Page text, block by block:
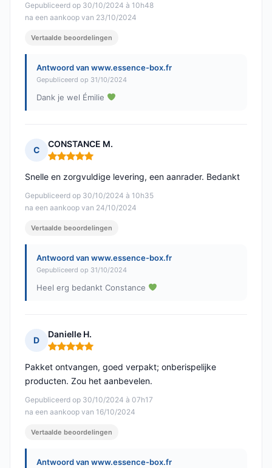
Gepubliceerd op 30/10/2024 à 10h48
na een aankoop van 23/10/2024
Vertaalde beoordelingen
Antwoord van www.essence-box.fr
Gepubliceerd op 31/10/2024
Dank je wel Émilie
C
CONSTANCE M.
Opmerking: 5 van 5
Gepubliceerd op 30/10/2024 à 10h35
na een aankoop van 24/10/2024
Snelle en zorgvuldige levering, een aanrader. Bedankt
Vertaalde beoordelingen
Antwoord van www.essence-box.fr
Gepubliceerd op 31/10/2024
Heel erg bedankt Constance
D
Danielle H.
Opmerking: 5 van 5
Gepubliceerd op 30/10/2024 à 07h17
na een aankoop van 16/10/2024
Pakket ontvangen, goed verpakt; onberispelijke
producten. Zou het aanbevelen.
Vertaalde beoordelingen
Antwoord van www.essence-box.fr